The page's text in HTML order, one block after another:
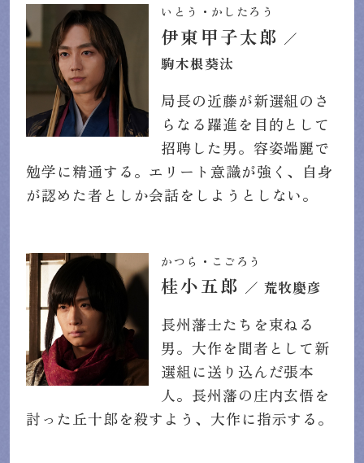
いとう・かしたろう
伊東甲子太郎 ／
駒木根葵汰
局長の近藤が新選組のさ
らなる躍進を目的として
招聘した男。容姿端麗で
勉学に精通する。エリート意識が強く、自身
が認めた者としか会話をしようとしない。
かつら・こごろう
桂小五郎 ／ 荒牧慶彦
長州藩士たちを束ねる
男。大作を間者として新
選組に送り込んだ張本
人。長州藩の庄内玄悟を
討った丘十郎を殺すよう、大作に指示する。